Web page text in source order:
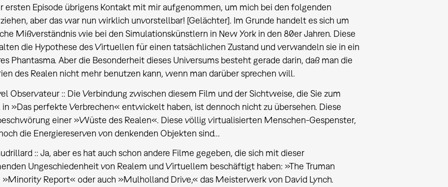
ersten Episode übrigens Kontakt mit mir aufgenommen, um mich bei den folgenden
aber das war nun wirklich unvorstellbar! [Gelächter]. Im Grunde handelt es sich um
Mißverständnis wie bei den Simulationskünstlern in New York in den 80er Jahren. Diese
die Hypothese des Virtuellen für einen tatsächlichen Zustand und verwandeln sie in ein
Phantasma. Aber die Besonderheit dieses Universums besteht gerade darin, daß man die
des Realen nicht mehr benutzen kann, wenn man darüber sprechen will.
Observateur :: Die Verbindung zwischen diesem Film und der Sichtweise, die Sie zum
in »Das perfekte Verbrechen« entwickelt haben, ist dennoch nicht zu übersehen. Diese
einer »Wüste des Realen«. Diese völlig virtualisierten Menschen-Gespenster,
die Energiereserven von denkenden Objekten sind...
:: Ja, aber es hat auch schon andere Filme gegeben, die sich mit dieser
Ungeschiedenheit von Realem und Virtuellem beschäftigt haben: »The Truman
Report« oder auch »Mulholland Drive,« das Meisterwerk von David Lynch.